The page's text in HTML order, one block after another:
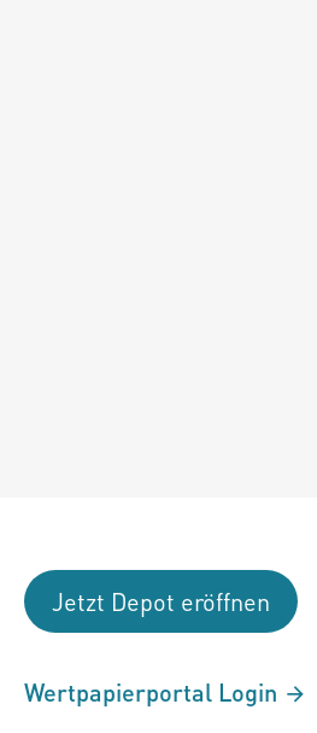
Jetzt Depot eröffnen
Wertpapierportal Login